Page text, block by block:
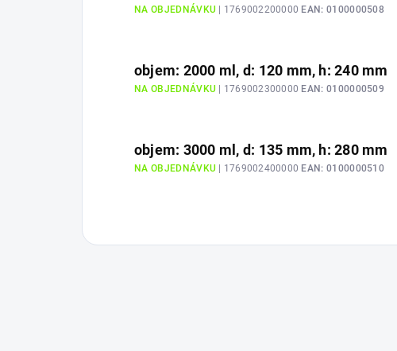
NA OBJEDNÁVKU | 1769002200000 EAN: 0100000508
objem: 2000 ml, d: 120 mm, h: 240 mm
NA OBJEDNÁVKU | 1769002300000 EAN: 0100000509
objem: 3000 ml, d: 135 mm, h: 280 mm
NA OBJEDNÁVKU | 1769002400000 EAN: 0100000510